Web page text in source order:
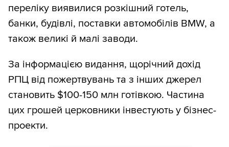
переліку виявилися розкішний готель,
банки, будівлі, поставки автомобілів BMW, а
також великі й малі заводи.
За інформацією видання, щорічний дохід
РПЦ від пожертвувань та з інших джерел
становить $100-150 млн готівкою. Частина
цих грошей церковники інвестують у бізнес-
проекти.